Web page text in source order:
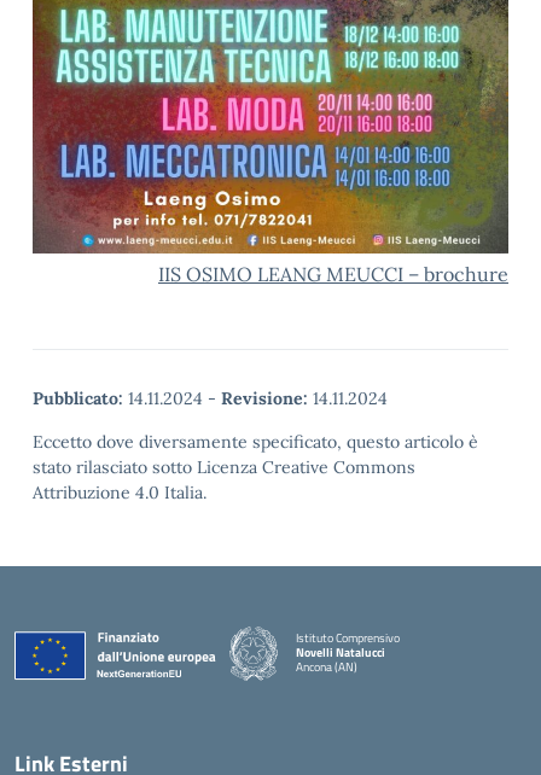
IIS OSIMO LEANG MEUCCI – brochure
Pubblicato: 14.11.2024 - Revisione: 14.11.2024
Eccetto dove diversamente specificato, questo articolo è
stato rilasciato sotto Licenza Creative Commons
Attribuzione 4.0 Italia.
Istituto Comprensivo
Novelli Natalucci
Ancona (AN)
Link Esterni